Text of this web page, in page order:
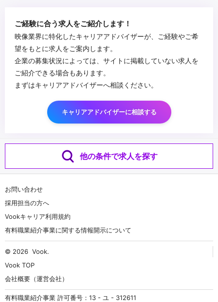
ご経験に合う求人をご紹介します！
映像業界に特化したキャリアアドバイザーが、ご経験やご希
望をもとに求人をご案内します。
企業の募集状況によっては、サイトに掲載していない求人を
ご紹介できる場合もあります。
まずはキャリアアドバイザーへ相談ください。
キャリアアドバイザーに相談する
他の条件で求人を探す
お問い合わせ
採用担当の方へ
Vookキャリア利用規約
有料職業紹介事業に関する情報開示について
© 2026 Vook.
Vook TOP
会社概要（運営会社）
有料職業紹介事業 許可番号：13 - ユ - 312611